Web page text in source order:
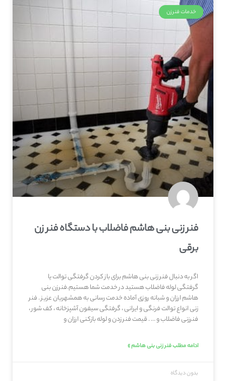
خدمات فنرزن
فنر زنی بنی هاشم فاضلاب با دستگاه فنر زن
برقی
اگر به دنبال فنر زنی بنی هاشم برای باز کردن گرفتگی توالت یا
گرفتگی لوله فاضلاب هستید در خدمت شما هستیم.فنرزن بنی
هاشم ارزان و شبانه روزی آماده خدمت رسانی به همشهریان عزیز . فنر
زنی انواع توالت فرنگی و ایرانی ، گرفتگی سیفون آشپزخانه ، کف شور ،
فنرزنی فاضلاب و … . قیمت فنر زدن و لوله بازکنی ارزان و
ادامه مطلب فنر زنی بنی هاشم »
بدون دیدگاه